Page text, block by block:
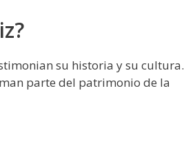
su historia y su cultura.
parte del patrimonio de la